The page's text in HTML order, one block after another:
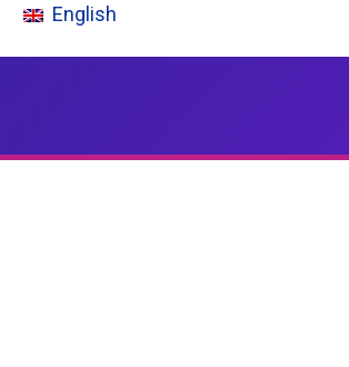
English